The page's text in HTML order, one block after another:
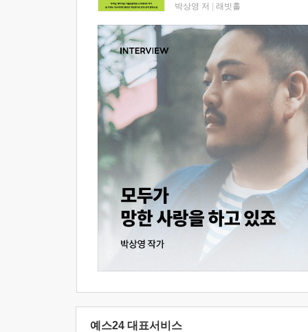
박상영 저 래빗홀
예스24 대표서비스